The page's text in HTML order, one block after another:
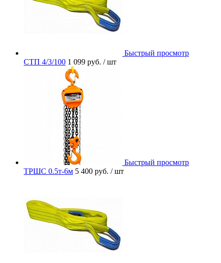
Быстрый просмотр
СТП 4/3/100 1 099 руб. / шт
Быстрый просмотр
ТРШС 0.5т-6м 5 400 руб. / шт